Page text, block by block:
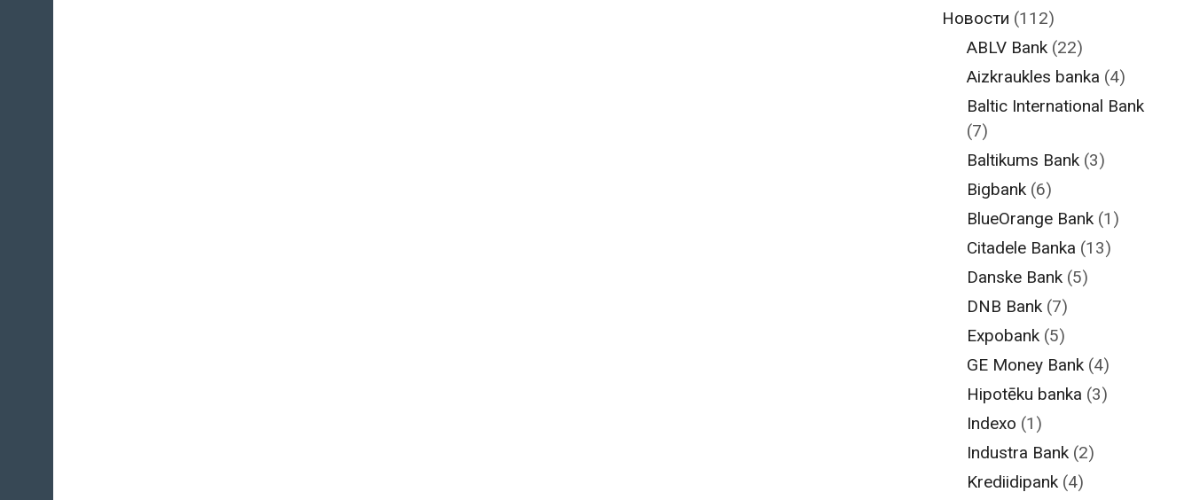
Новости (112)
ABLV Bank (22)
Aizkraukles banka (4)
Baltic International Bank
(7)
Baltikums Bank (3)
Bigbank (6)
BlueOrange Bank (1)
Citadele Banka (13)
Danske Bank (5)
DNB Bank (7)
Expobank (5)
GE Money Bank (4)
Hipotēku banka (3)
Indexo (1)
Industra Bank (2)
Krediidipank (4)